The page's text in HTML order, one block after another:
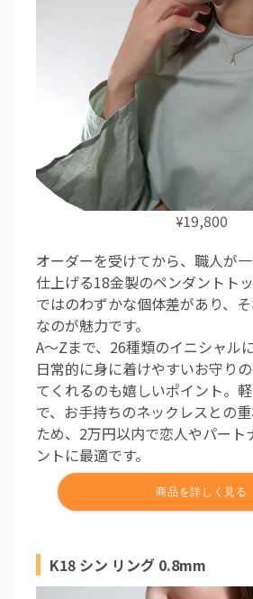
¥19,800
オーダーを受けてから、職人が
仕上げる18金製のペンダントト
ではのわずかな個体差があり、
なのが魅力です。
A〜Zまで、26種類のイニシャル
日常的に身に着けやすいお守り
てくれるのも嬉しいポイント。
で、お手持ちのネックレスとの
ため、2万円以内で恋人やパート
ントに最適です。
K18 シン リング 0.8mm